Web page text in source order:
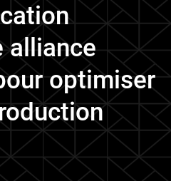
alliance
optimiser